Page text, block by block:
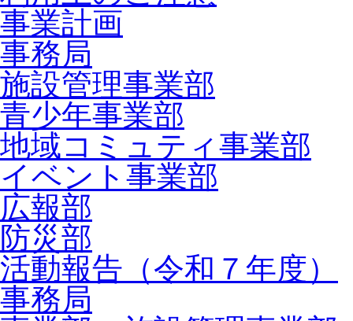
事業計画
事務局
施設管理事業部
青少年事業部
地域コミュティ事業部
イベント事業部
広報部
防災部
活動報告（令和７年度）
事務局